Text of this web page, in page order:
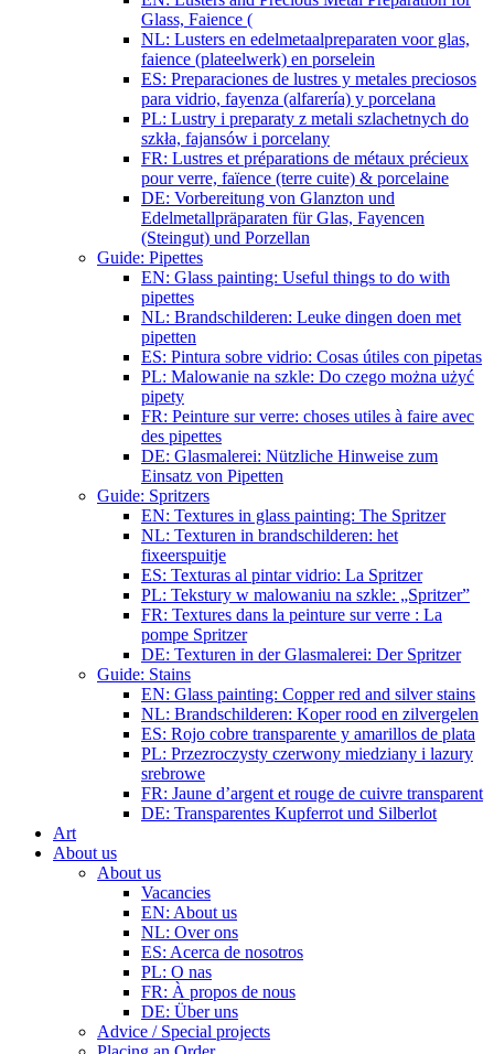
Glass, Faience (
NL: Lusters en edelmetaalpreparaten voor glas,
faience (plateelwerk) en porselein
ES: Preparaciones de lustres y metales preciosos
para vidrio, fayenza (alfarería) y porcelana
PL: Lustry i preparaty z metali szlachetnych do
szkła, fajansów i porcelany
FR: Lustres et préparations de métaux précieux
pour verre, faïence (terre cuite) & porcelaine
DE: Vorbereitung von Glanzton und
Edelmetallpräparaten für Glas, Fayencen
(Steingut) und Porzellan
Guide: Pipettes
EN: Glass painting: Useful things to do with
pipettes
NL: Brandschilderen: Leuke dingen doen met
pipetten
ES: Pintura sobre vidrio: Cosas útiles con pipetas
PL: Malowanie na szkle: Do czego można użyć
pipety
FR: Peinture sur verre: choses utiles à faire avec
des pipettes
DE: Glasmalerei: Nützliche Hinweise zum
Einsatz von Pipetten
Guide: Spritzers
EN: Textures in glass painting: The Spritzer
NL: Texturen in brandschilderen: het
fixeerspuitje
ES: Texturas al pintar vidrio: La Spritzer
PL: Tekstury w malowaniu na szkle: „Spritzer”
FR: Textures dans la peinture sur verre : La
pompe Spritzer
DE: Texturen in der Glasmalerei: Der Spritzer
Guide: Stains
EN: Glass painting: Copper red and silver stains
NL: Brandschilderen: Koper rood en zilvergelen
ES: Rojo cobre transparente y amarillos de plata
PL: Przezroczysty czerwony miedziany i lazury
srebrowe
FR: Jaune d’argent et rouge de cuivre transparent
DE: Transparentes Kupferrot und Silberlot
Art
About us
About us
Vacancies
EN: About us
NL: Over ons
ES: Acerca de nosotros
PL: O nas
FR: À propos de nous
DE: Über uns
Advice / Special projects